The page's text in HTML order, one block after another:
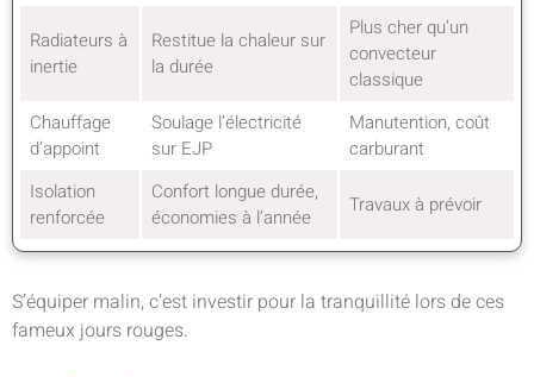
Radiateurs à
inertie
Restitue la chaleur sur
la durée
Plus cher qu’un
convecteur
classique
Chauffage
d’appoint
Soulage l’électricité
sur EJP
Manutention, coût
carburant
Isolation
renforcée
Confort longue durée,
économies à l’année
Travaux à prévoir
S’équiper malin, c’est investir pour la tranquillité lors de ces
fameux jours rouges.